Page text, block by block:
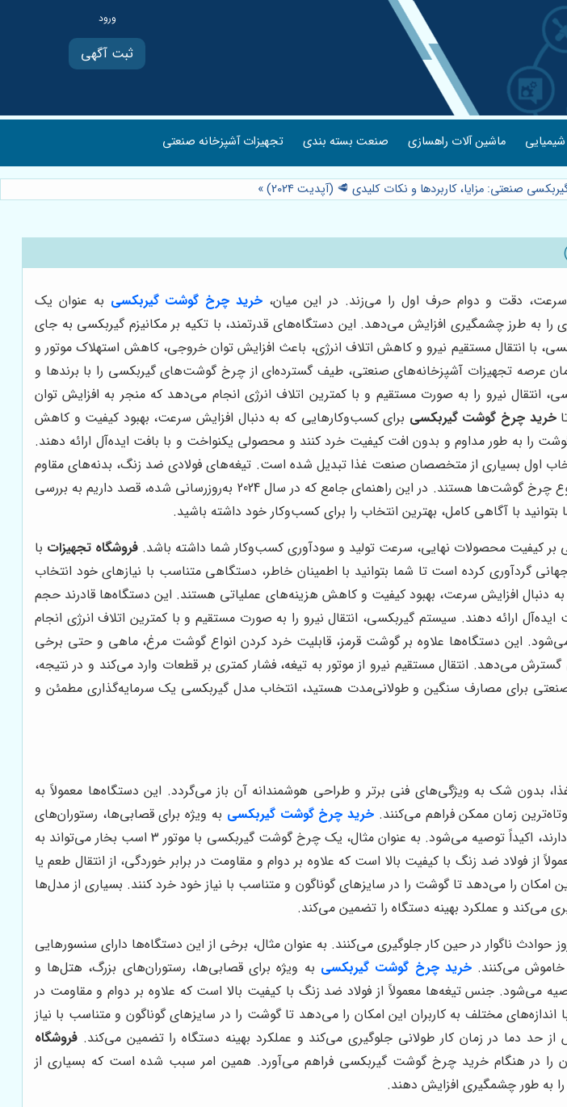
ثبت آگهی
ماشین آلات راهسازی صنعت بسته بندی تجهیزات آشپزخانه صنعتی
صنعتی: مزایا، کاربردها و نکات کلیدی 🥩 (آپدیت 2024) »
دقت و دوام حرف اول را می‌زند. در این میان، خرید چرخ گوشت گیربکسی به عنوان یک
را به طرز چشمگیری افزایش می‌دهد. این دستگاه‌های قدرتمند، با تکیه بر مکانیزم گیربکسی به جای
با انتقال مستقیم نیرو و کاهش اتلاف انرژی، باعث افزایش توان خروجی، کاهش استهلاک موتور و
عرصه تجهیزات آشپزخانه‌های صنعتی، طیف گسترده‌ای از چرخ گوشت‌های گیربکسی را با برندها و
انتقال نیرو را به صورت مستقیم و با کمترین اتلاف انرژی انجام می‌دهد که منجر به افزایش توان
خرید چرخ گوشت گیربکسی برای کسب‌وکارهایی که به دنبال افزایش سرعت، بهبود کیفیت و کاهش
را به طور مداوم و بدون افت کیفیت خرد کنند و محصولی یکنواخت و با بافت ایده‌آل ارائه دهند.
اول بسیاری از متخصصان صنعت غذا تبدیل شده است. تیغه‌های فولادی ضد زنگ، بدنه‌های مقاوم
از جنس استیل و قابلیت کارکرد مداوم بدون گرم شدن بیش از حد، تنها بخشی از مزایای این نوع چرخ گوشت‌ها هستند. در این راهنمای جامع که در سال 2024 به‌روزرسانی شده، قصد داریم به بررسی
با آگاهی کامل، بهترین انتخاب را برای کسب‌وکار خود داشته باشید.
کیفیت محصولات نهایی، سرعت تولید و سودآوری کسب‌وکار شما داشته باشد.فروشگاه تجهیزات با
گردآوری کرده است تا شما بتوانید با اطمینان خاطر، دستگاهی متناسب با نیازهای خود انتخاب
دنبال افزایش سرعت، بهبود کیفیت و کاهش هزینه‌های عملیاتی هستند. این دستگاه‌ها قادرند حجم
ارائه دهند. سیستم گیربکسی، انتقال نیرو را به صورت مستقیم و با کمترین اتلاف انرژی انجام
این دستگاه‌ها علاوه بر گوشت قرمز، قابلیت خرد کردن انواع گوشت مرغ، ماهی و حتی برخی
گسترش می‌دهد. انتقال مستقیم نیرو از موتور به تیغه، فشار کمتری بر قطعات وارد می‌کند و در نتیجه،
برای مصارف سنگین و طولانی‌مدت هستید، انتخاب مدل گیربکسی یک سرمایه‌گذاری مطمئن و
شک به ویژگی‌های فنی برتر و طراحی هوشمندانه آن باز می‌گردد. این دستگاه‌ها معمولاً به
زمان ممکن فراهم می‌کنند. خرید چرخ گوشت گیربکسی به ویژه برای قصابی‌ها، رستوران‌های
بزرگ، هتل‌ها و کارخانجات تولید فرآورده‌های گوشتی که نیاز به پردازش مداوم و سریع گوشت دارند، اکیداً توصیه می‌شود. به عنوان مثال، یک چرخ گوشت گیربکسی با موتور 3 اسب بخار می‌تواند به
جنس تیغه‌ها معمولاً از فولاد ضد زنگ با کیفیت بالا است که علاوه بر دوام و مقاومت در برابر خوردگی، از انتقال طعم یا
را می‌دهد تا گوشت را در سایزهای گوناگون و متناسب با نیاز خود خرد کنند. بسیاری از مدل‌ها
می‌کند و عملکرد بهینه دستگاه را تضمین می‌کند.
ناگوار در حین کار جلوگیری می‌کنند. به عنوان مثال، برخی از این دستگاه‌ها دارای سنسورهایی
خاموش می‌کنند.خرید چرخ گوشت گیربکسی به ویژه برای قصابی‌ها، رستوران‌های بزرگ، هتل‌ها و
می‌شود. جنس تیغه‌ها معمولاً از فولاد ضد زنگ با کیفیت بالا است که علاوه بر دوام و مقاومت در
مختلف به کاربران این امکان را می‌دهد تا گوشت را در سایزهای گوناگون و متناسب با نیاز
حد دما در زمان کار طولانی جلوگیری می‌کند و عملکرد بهینه دستگاه را تضمین می‌کند.فروشگاه
را در هنگام خرید چرخ گوشت گیربکسی فراهم می‌آورد. همین امر سبب شده است که بسیاری از
به طور چشمگیری افزایش دهند.